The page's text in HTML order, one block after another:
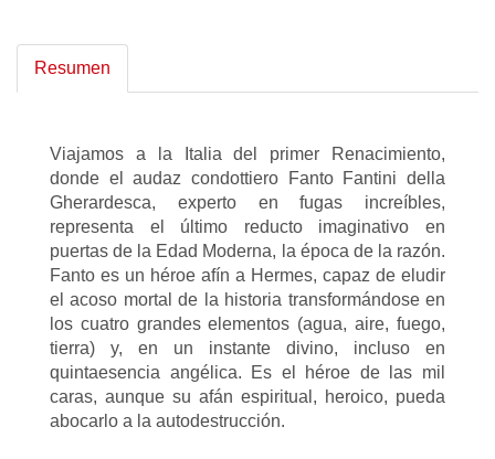
Resumen
Viajamos a la Italia del primer Renacimiento,
donde el audaz condottiero Fanto Fantini della
Gherardesca, experto en fugas increíbles,
representa el último reducto imaginativo en
puertas de la Edad Moderna, la época de la razón.
Fanto es un héroe afín a Hermes, capaz de eludir
el acoso mortal de la historia transformándose en
los cuatro grandes elementos (agua, aire, fuego,
tierra) y, en un instante divino, incluso en
quintaesencia angélica. Es el héroe de las mil
caras, aunque su afán espiritual, heroico, pueda
abocarlo a la autodestrucción.